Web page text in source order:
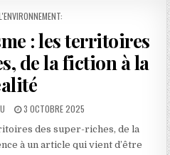
: les territoires
de la fiction à la
PUBLISHED
3 OCTOBRE 2025
des super-riches, de la
à un article qui vient d’être